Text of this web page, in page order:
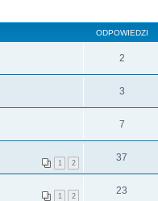
ODPOWIEDZI
2
3
7
1 2 37
1 2 23